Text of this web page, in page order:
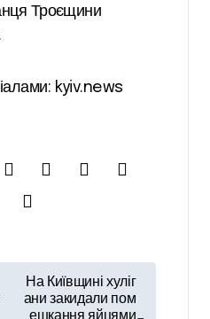
Троєщини
kyiv.news
На Київщині хуліг
ани закидали пом
ешкання яйцями